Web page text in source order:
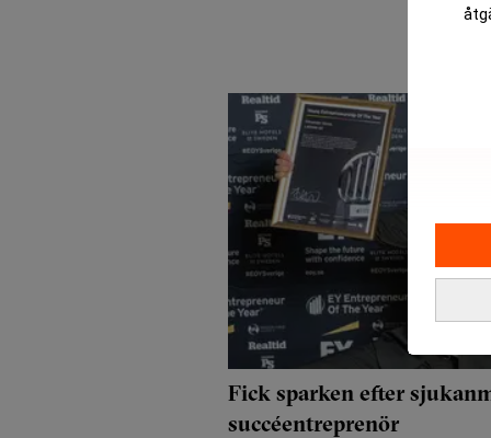
Fick sparken efter
succéentreprenör